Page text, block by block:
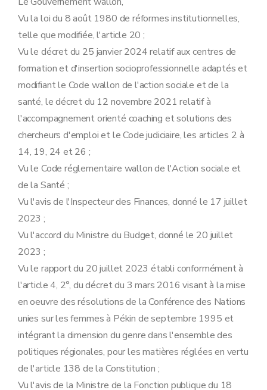
Conditions d'agrément
Art. 15
Art. 16
Section 6 Obligations des centres agréés
Art. 18
Art. 20
Art. 21
Evaluation
Art. 22
Art. 23
Art. 24
Art. 25
Art. 26
Chapitre 4
Section 1
Art. 27
Section 2
Art.
Art.
Art.
Art.
Art.
Phase de validation de projet d'insertion socioprofessionnelle
Art.
Art.
Art.
Art.
Section 4 Phase de suivi post-formatif
Vu la loi du 8 août 1980 de réformes institutionnelles,
telle que modifiée, l'article 20 ;
Vu le décret du 25 janvier 2024 relatif aux centres de
formation et d'insertion socioprofessionnelle adaptés et
modifiant le Code wallon de l'action sociale et de la
santé, le décret du 12 novembre 2021 relatif à
l'accompagnement orienté coaching et solutions des
chercheurs d'emploi et le Code judiciaire, les articles 2 à
14, 19, 24 et 26 ;
Vu le Code réglementaire wallon de l'Action sociale et
de la Santé ;
Vu l'avis de l'Inspecteur des Finances, donné le 17 juillet
2023 ;
Vu l'accord du Ministre du Budget, donné le 20 juillet
2023 ;
Vu le rapport du 20 juillet 2023 établi conformément à
l'article 4, 2°, du décret du 3 mars 2016 visant à la mise
en oeuvre des résolutions de la Conférence des Nations
unies sur les femmes à Pékin de septembre 1995 et
intégrant la dimension du genre dans l'ensemble des
politiques régionales, pour les matières réglées en vertu
de l'article 138 de la Constitution ;
Vu l'avis de la Ministre de la Fonction publique du 18